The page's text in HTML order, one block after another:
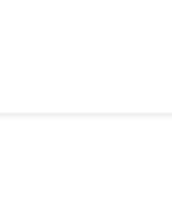
obec Kryštofovo
hrázděnými